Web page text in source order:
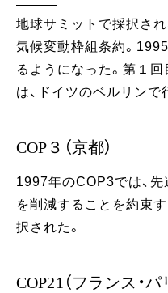
地球サミットで採択さ
気候変動枠組条約。
るようになった。第１
は、ドイツのベルリンで
COP３（京都）
1997年のCOP3では、
を削減することを約束す
択された。
COP21（フランス・パ